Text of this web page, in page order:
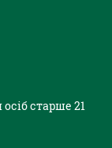
старше 21